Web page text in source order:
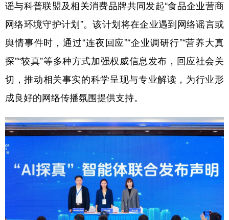
谣与科普联盟及相关消费品牌共同发起“食品企业营商
网络环境守护计划”。该计划将在企业遇到网络谣言或
舆情事件时，通过“连夜回应”“企业调研行”“营养大真
探”“较真”等多种方式加强权威信息发布，回应社会关
切，推动相关事实的科学呈现与专业解读，为行业形
成良好的网络传播氛围提供支持。